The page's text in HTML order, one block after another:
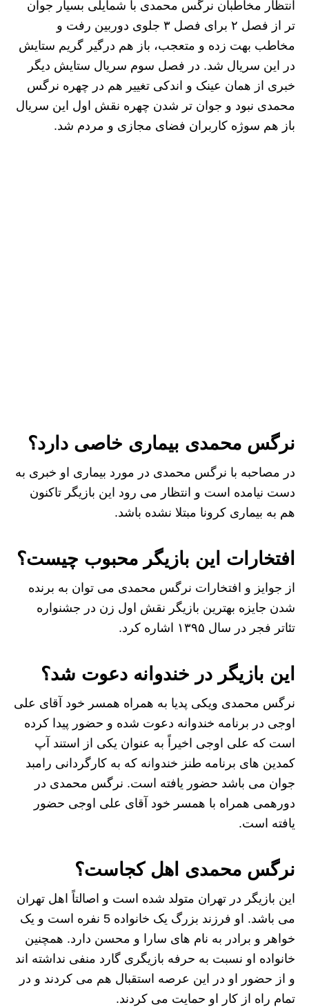
انتظار مخاطبان نرگس محمدی با شمایلی بسیار جوان
تر از فصل ۲ برای فصل ۳ جلوی دوربین رفت و
مخاطب بهت زده و متعجب، باز هم درگیر گریم ستایش
در این سریال شد. در فصل سوم سریال ستایش دیگر
خبری از همان عینک و اندکی تغییر هم در چهره نرگس
محمدی نبود و جوان تر شدن چهره نقش اول این سریال
باز هم سوژه کاربران فضای مجازی و مردم شد.
نرگس محمدی بیماری خاصی دارد؟
در مصاحبه با نرگس محمدی در مورد بیماری او خبری به
دست نیامده است و انتظار می رود این بازیگر تاکنون
هم به بیماری کرونا مبتلا نشده باشد.
افتخارات این بازیگر محبوب چیست؟
از جوایز و افتخارات نرگس محمدی می توان به برنده
شدن جایزه بهترین بازیگر نقش اول زن در جشنواره
تئاتر فجر در سال ۱۳۹۵ اشاره کرد.
این بازیگر در خندوانه دعوت شد؟
نرگس محمدی ویکی پدیا به همراه همسر خود آقای علی
اوجی در برنامه خندوانه دعوت شده و حضور پیدا کرده
است که علی اوجی اخیراً به عنوان یکی از استند آپ
کمدین های برنامه طنز خندوانه که به کارگردانی رامبد
جوان می باشد حضور یافته است. نرگس محمدی در
دورهمی همراه با همسر خود آقای علی اوجی حضور
یافته است.
نرگس محمدی اهل کجاست؟
این بازیگر در تهران متولد شده است و اصالتاً اهل تهران
می باشد. او فرزند بزرگ یک خانواده 5 نفره است و یک
خواهر و برادر به نام‌ های سارا و محسن دارد. همچنین
خانواده او نسبت به حرفه بازیگری گارد منفی نداشته اند
و از حضور او در این عرصه استقبال هم می‌ کردند و در
تمام راه از کار او حمایت می‌ کردند.